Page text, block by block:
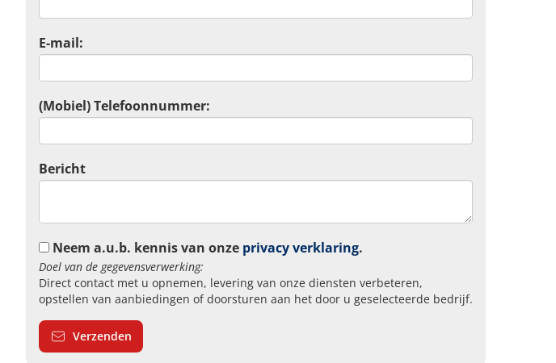
E-mail:
(Mobiel) Telefoonnummer:
Bericht
Neem a.u.b. kennis van onze privacy verklaring.
Doel van de gegevensverwerking:
Direct contact met u opnemen, levering van onze diensten verbeteren,
opstellen van aanbiedingen of doorsturen aan het door u geselecteerde bedrijf.
Verzenden